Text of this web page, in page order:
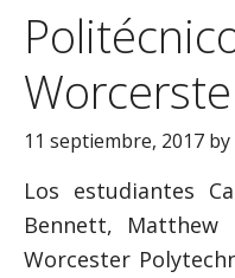
11 septiembre, 2017 by
Los estudiantes
Bennett, Matthew
Worcester